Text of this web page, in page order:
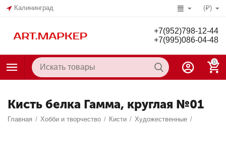
Калининград (₽)
+7(952)798-12-44
+7(995)086-04-48
0
Кисть белка Гамма, круглая №01
Главная / Хобби и творчество / Кисти / Художественные /